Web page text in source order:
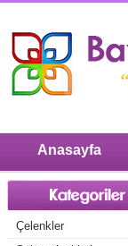
Çelenkler
Anasayfa